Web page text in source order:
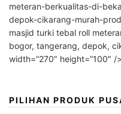
meteran-berkualitas-di-
depok-cikarang-murah-
masjid turki tebal roll
bogor, tangerang, depok,
width=”270″ height=”100″ /
PILIHAN PRODUK